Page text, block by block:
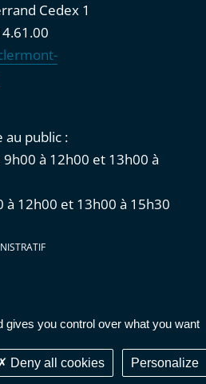
gives you control over what you want
Deny all cookies Personalize
Cedex 1
public :
à 12h00 et 13h00 à
à 12h00 et 13h00 à 15h30
conforme
personnelles